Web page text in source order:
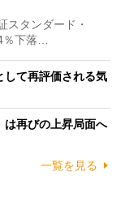
タンダード・
下落…
して再評価される気
は再びの上昇局面へ
一覧を見る